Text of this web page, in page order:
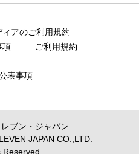
アのご利用規約
項
ご利用規約
表事項
レブン・ジャパン
JAPAN CO.,LTD.